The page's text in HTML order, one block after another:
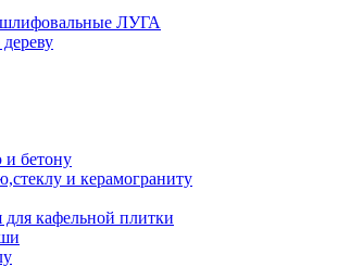
ЛУГА
бетону
и керамограниту
кафельной плитки